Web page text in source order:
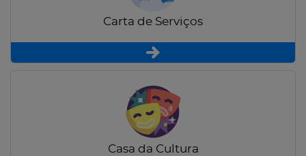
Carta de Serviços
Casa da Cultura